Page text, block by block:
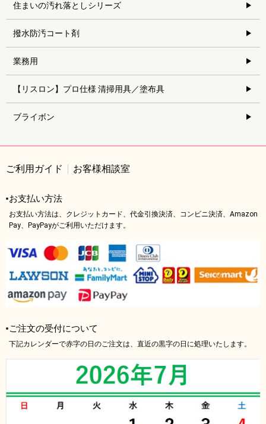
住まいの汚れ落としシリーズ
撥水防汚コート剤
業務用
【リスロン】プロ仕様 清掃用具／塗布具
ブライボン
ご利用ガイド お客様相談室
お支払い方法
お支払い方法は、クレジットカード、代金引換決済、コンビニ決済、Amazon
Pay、PayPayがご利用いただけます。
ご注文の受付について
下記カレンダーで赤字の日のご注文は、直近の黒字の日に処理いたします。